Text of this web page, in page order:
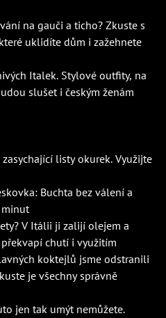
na gauči a ticho? Zkuste s
uklidíte dům i zažehnete
Italek. Stylové outfity, na
slušet i českým ženám
listy okurek. Využijte
Buchta bez válení a
minut
V Itálii ji zalijí olejem a
chutí i využitím
koktejlů jsme odstranili
je všechny správně
jen tak umýt nemůžete.